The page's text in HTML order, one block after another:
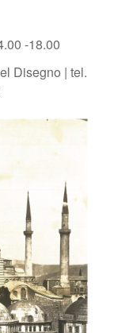
-18.00
Disegno | tel.